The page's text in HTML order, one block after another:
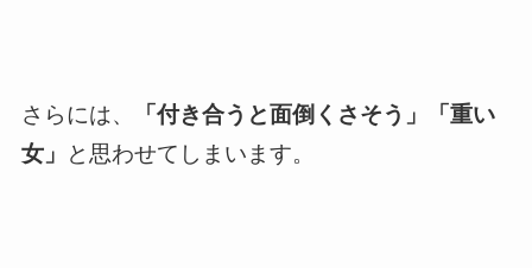
さらには、
「付き合うと面倒くさそう」「重い
女」
と思わせてしまいます。